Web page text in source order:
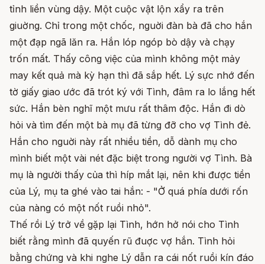
tỉnh liền vùng dậy. Một cuộc vật lộn xẩy ra trên
giuờng. Chỉ trong một chốc, nguời đàn bà đã cho hắn
một đạp ngã lăn ra. Hắn lóp ngóp bò dậy và chạy
trốn mất. Thấy công việc của mình không một mảy
may kết quả mà kỳ hạn thì đã sắp hết. Lý sực nhớ đến
tờ giấy giao ước đã trót ký với Tình, đâm ra lo lắng hết
sức. Hắn bèn nghĩ một mưu rất thâm độc. Hắn đi dò
hỏi và tìm đến một bà mụ đã từng đỡ cho vợ Tình đẻ.
Hắn cho nguời này rất nhiều tiền, dỗ dành mụ cho
mình biết một vài nét đặc biệt trong người vợ Tình. Bà
mụ là người thấy của thì híp mắt lại, nên khi được tiền
của Lý, mụ ta ghé vào tai hắn: - "Ở quá phía dưới rốn
của nàng có một nốt ruồi nhỏ".
Thế rồi Lý trở về gặp lại Tình, hớn hở nói cho Tình
biết rằng mình đã quyến rũ đuợc vợ hắn. Tình hỏi
bằng chứng và khi nghe Lý dẫn ra cái nốt ruồi kín đáo